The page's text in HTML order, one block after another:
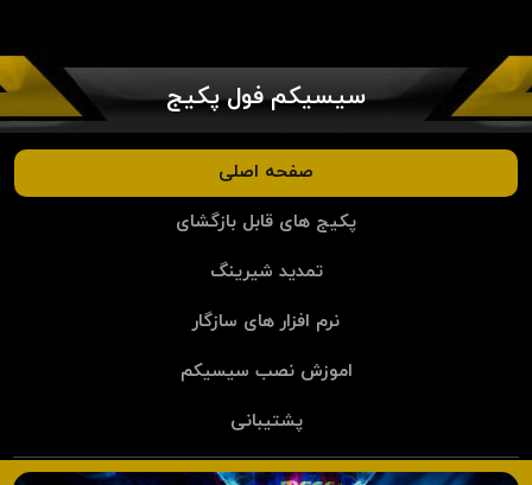
سیسیکم فول پکیج
صفحه اصلی
پکیج های قابل بازگشای
تمدید شیرینگ
نرم افزار های سازگار
اموزش نصب سیسیکم
پشتیبانی